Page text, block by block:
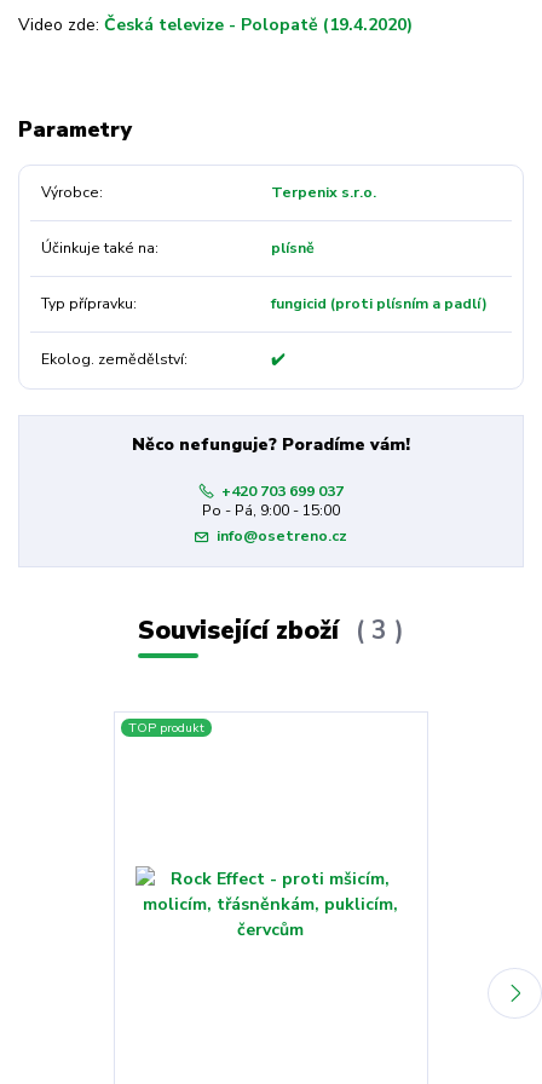
Video zde: Česká televize - Polopatě (19.4.2020)
Parametry
Výrobce Terpenix s.r.o.
Účinkuje také na plísně
Typ přípravku fungicid (proti plísním a padlí)
Ekolog. zemědělství ✔️
Něco nefunguje? Poradíme vám!
+420 703 699 037
Po - Pá, 9:00 - 15:00
info@osetreno.cz
Související zboží 3
TOP produkt